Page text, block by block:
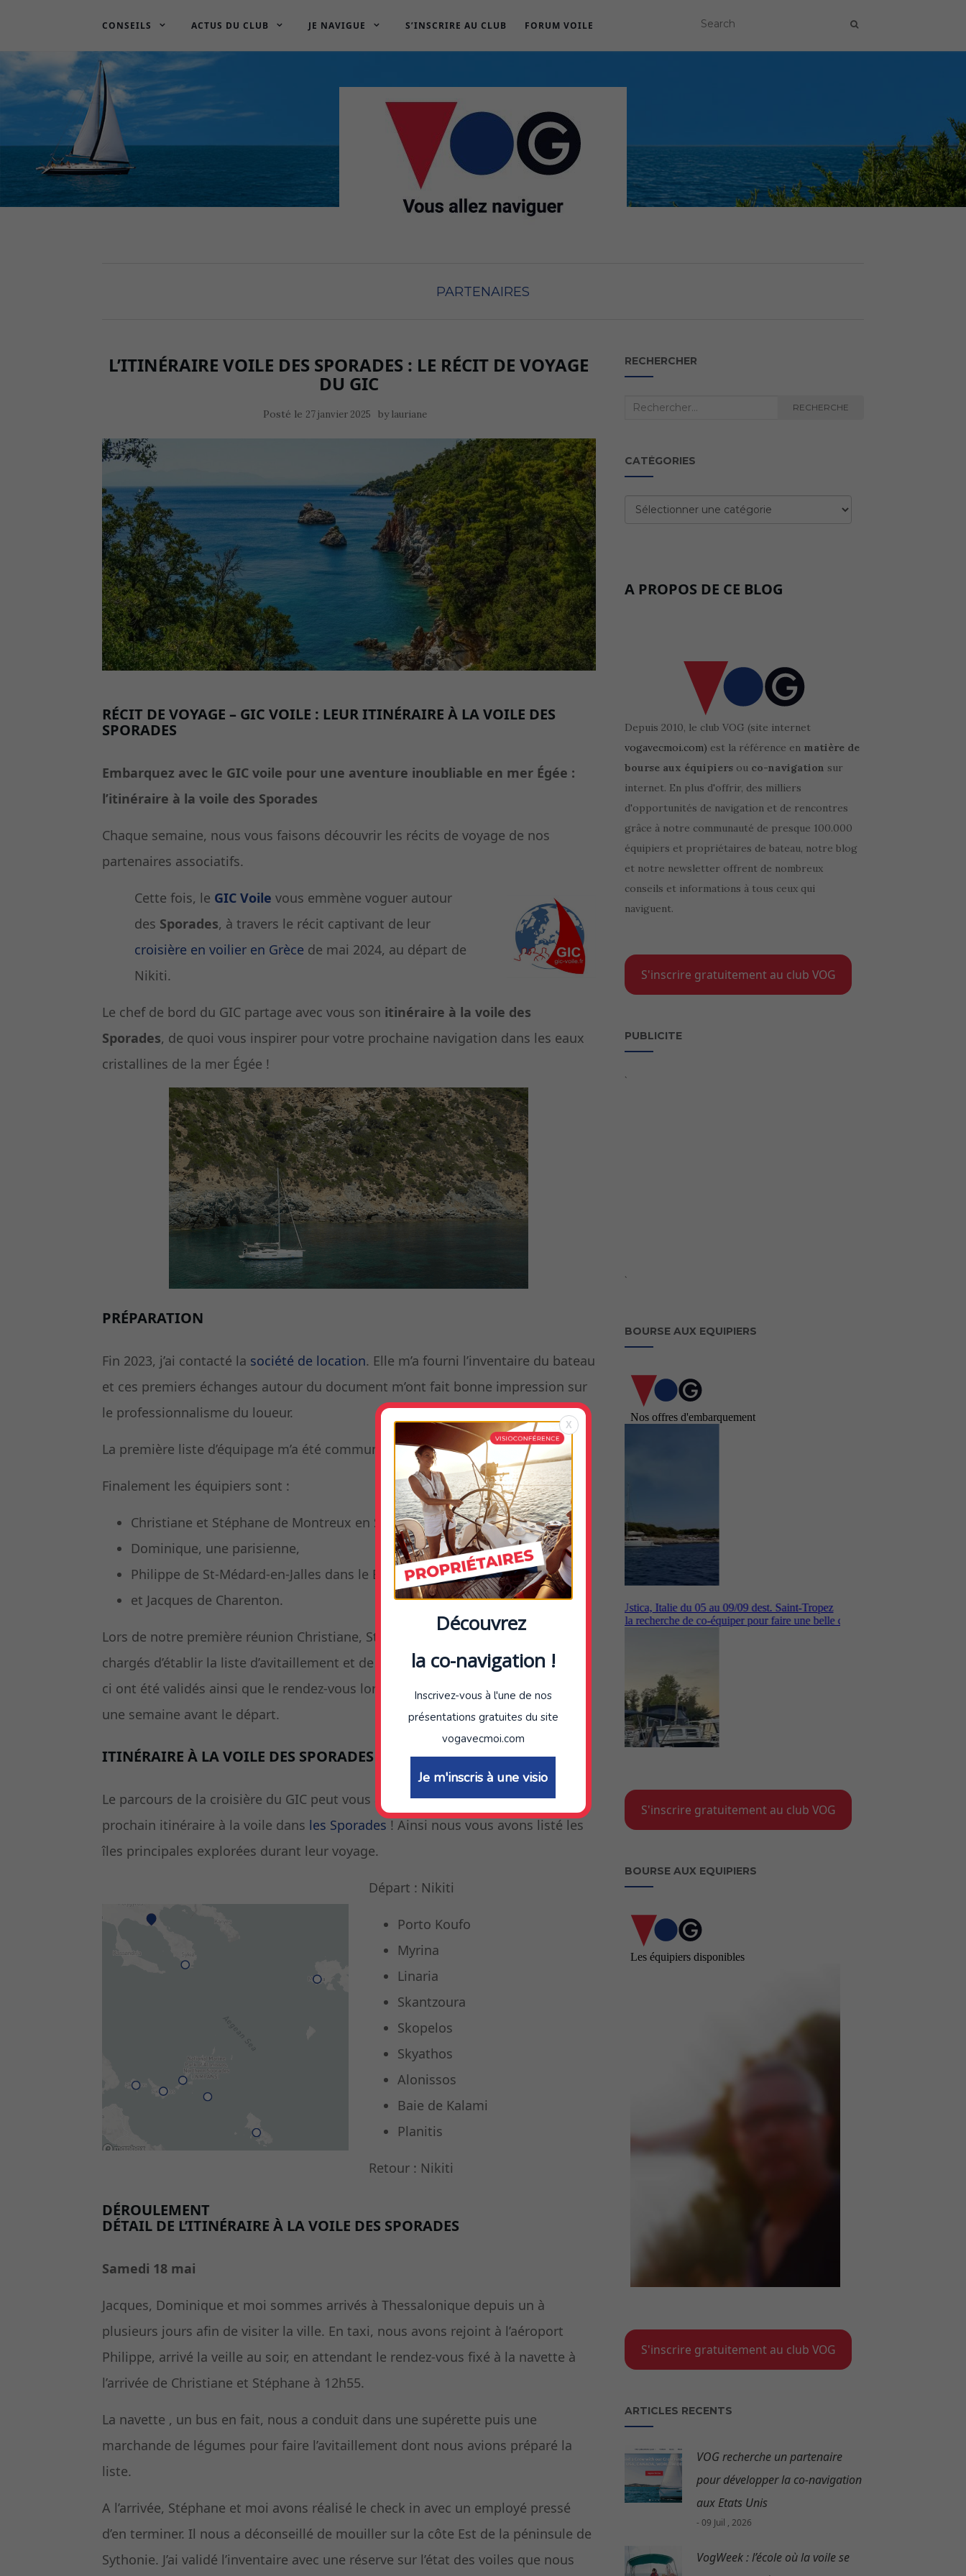
CONSEILS ACTUS DU CLUB JE NAVIGUE S’INSCRIRE AU CLUB FORUM VOILE
PARTENAIRES
L’ITINÉRAIRE VOILE DES SPORADES : LE RÉCIT DE VOYAGE
DU GIC
Posté le 27 janvier 2025 bylauriane
RÉCIT DE VOYAGE – GIC VOILE : LEUR ITINÉRAIRE À LA VOILE DES
SPORADES
Embarquez avec le GIC voile pour une aventure inoubliable en mer Égée :
l’itinéraire à la voile des Sporades
Chaque semaine, nous vous faisons découvrir les récits de voyage de nos
partenaires associatifs.
Cette fois, le GIC Voile vous emmène voguer autour
des Sporades, à travers le récit captivant de leur
croisière en voilier en Grèce de mai 2024, au départ de
Nikiti.
Le chef de bord du GIC partage avec vous son itinéraire à la voile des
Sporades, de quoi vous inspirer pour votre prochaine navigation dans les eaux
cristallines de la mer Égée !
PRÉPARATION
Fin 2023, j’ai contacté la société de location. Elle m’a fourni l’inventaire du bateau
et ces premiers échanges autour du document m’ont fait bonne impression sur
le professionnalisme du loueur.
La première liste d’équipage m’a été communiquée entre mars et avril 2024.
Finalement les équipiers sont :
Christiane et Stéphane de Montreux en Suisse,
Dominique, une parisienne,
Philippe de St-Médard-en-Jalles dans le Bordelais.
et Jacques de Charenton.
Lors de notre première réunion Christiane, Stéphane et Dominique se sont
chargés d’établir la liste d’avitaillement et de préparer l’aspect touristique. Ceux-
ci ont été validés ainsi que le rendez-vous lors d’une dernière visioconférence
une semaine avant le départ.
ITINÉRAIRE À LA VOILE DES SPORADES
Le parcours de la croisière du GIC peut vous aussi vous inspirer sur votre
prochain itinéraire à la voile dans les Sporades ! Ainsi nous vous avons listé les
îles principales explorées durant leur voyage.
Départ : Nikiti
Porto Koufo
Myrina
Linaria
Skantzoura
Skopelos
Skyathos
Alonissos
Baie de Kalami
Planitis
Retour : Nikiti
DÉROULEMENT
DÉTAIL DE L’ITINÉRAIRE À LA VOILE DES SPORADES
Samedi 18 mai
Jacques, Dominique et moi sommes arrivés à Thessalonique depuis un à
plusieurs jours afin de visiter la ville. En taxi, nous avons rejoint à l’aéroport
Philippe, arrivé la veille au soir, en attendant le rendez-vous fixé à la navette à
l’arrivée de Christiane et Stéphane à 12h55.
La navette , un bus en fait, nous a conduit dans une supérette puis une
marchande de légumes pour faire l’avitaillement dont nous avions préparé la
liste.
A l’arrivée, Stéphane et moi avons réalisé le check in avec un employé pressé
d’en terminer. Il nous a déconseillé de mouiller sur la côte Est de la péninsule de
Sythonie. J’ai validé l’inventaire avec une réserve sur l’état des voiles que nous
RECHERCHER
Recherche
RECHERCHE
CATÉGORIES
Catégories
A PROPOS DE CE BLOG
Depuis 2010, le club VOG (site internet
vogavecmoi.com) est la référence en matière de
bourse aux équipiersou co-navigation sur
internet. En plus d'offrir, des milliers
d'opportunités de navigation et de rencontres
grâce à notre communauté de presque 100.000
équipiers et propriétaires de bateau, notre blog
et notre newsletter offrent de nombreux
conseils et informations à tous ceux qui
naviguent.
S'inscrire gratuitement au club VOG
PUBLICITE
`
`
BOURSE AUX EQUIPIERS
S'inscrire gratuitement au club VOG
BOURSE AUX EQUIPIERS
S'inscrire gratuitement au club VOG
ARTICLES RECENTS
VOG recherche un partenaire
pour développer la co-navigation
aux Etats Unis
- 09 Juil , 2026
VogWeek : l’école où la voile se
X
Découvrez
la co-navigation !
Inscrivez-vous à l'une de nos
présentations gratuites du site
vogavecmoi.com
Je m'inscris à une visio